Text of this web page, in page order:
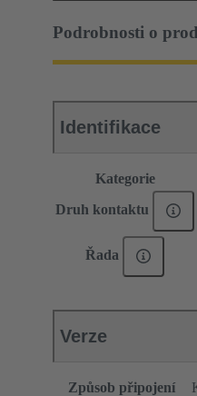
Podrobnosti o
Identifikace
Kategorie
Druh kontaktu
Řada
Verze
Způsob připojení